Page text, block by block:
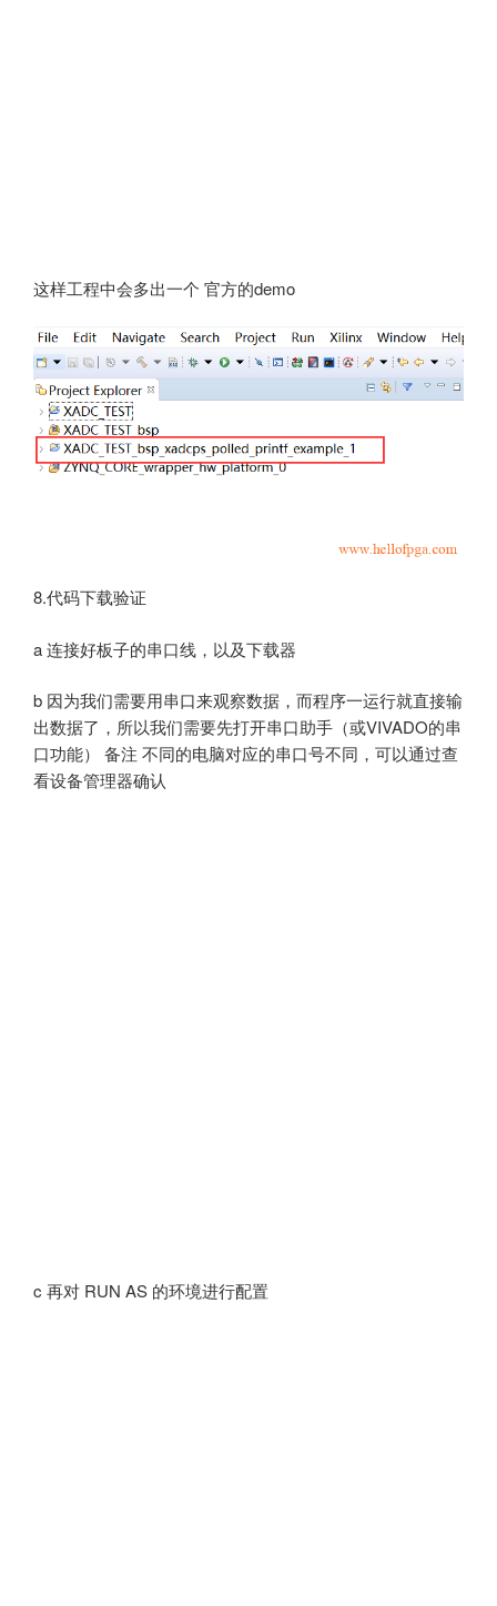
这样工程中会多出一个 官方的demo
8.代码下载验证
a 连接好板子的串口线，以及下载器
b 因为我们需要用串口来观察数据，而程序一运行就直接输
出数据了，所以我们需要先打开串口助手（或VIVADO的串
口功能） 备注 不同的电脑对应的串口号不同，可以通过查
看设备管理器确认
c 再对 RUN AS 的环境进行配置